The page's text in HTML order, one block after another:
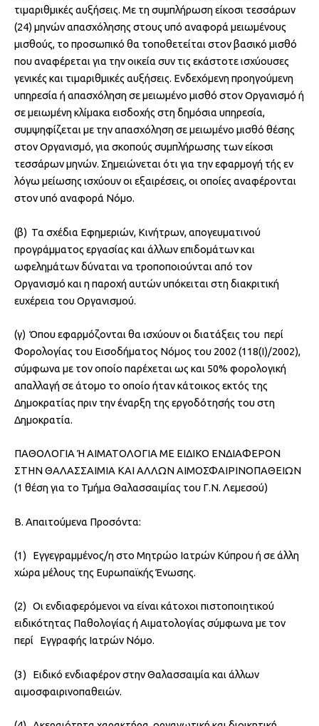
τιμαριθμικές αυξήσεις. Με τη συμπλήρωση είκοσι τεσσάρων
(24) μηνών απασχόλησης στους υπό αναφορά μειωμένους
μισθούς, το προσωπικό θα τοποθετείται στον βασικό μισθό
που αναφέρεται για την οικεία συν τις εκάστοτε ισχύουσες
γενικές και τιμαριθμικές αυξήσεις. Ενδεχόμενη προηγούμενη
υπηρεσία ή απασχόληση σε μειωμένο μισθό στον Οργανισμό ή
σε μειωμένη κλίμακα εισδοχής στη δημόσια υπηρεσία,
συμψηφίζεται με την απασχόληση σε μειωμένο μισθό θέσης
στον Οργανισμό, για σκοπούς συμπλήρωσης των είκοσι
τεσσάρων μηνών. Σημειώνεται ότι για την εφαρμογή τής εν
λόγω μείωσης ισχύουν οι εξαιρέσεις, οι οποίες αναφέρονται
στον υπό αναφορά Νόμο.
(β) Τα σχέδια Εφημεριών, Κινήτρων, απογευματινού
προγράμματος εργασίας και άλλων επιδομάτων και
ωφελημάτων δύναται να τροποποιούνται από τον
Οργανισμό και η παροχή αυτών υπόκειται στη διακριτική
ευχέρεια του Οργανισμού.
(γ) Όπου εφαρμόζονται θα ισχύουν οι διατάξεις του περί
Φορολογίας του Εισοδήματος Νόμος του 2002 (118(I)/2002),
σύμφωνα με τον οποίο παρέχεται ως και 50% φορολογική
απαλλαγή σε άτομο το οποίο ήταν κάτοικος εκτός της
Δημοκρατίας πριν την έναρξη της εργοδότησής του στη
Δημοκρατία.
ΠΑΘΟΛΟΓΙΑ Ή ΑΙΜΑΤΟΛΟΓΙΑ ΜΕ ΕΙΔΙΚΟ ΕΝΔΙΑΦΕΡΟΝ
ΣΤΗΝ ΘΑΛΑΣΣΑΙΜΙΑ ΚΑΙ ΑΛΛΩΝ ΑΙΜΟΣΦΑΙΡΙΝΟΠΑΘΕΙΩΝ
(1 θέση για το Τμήμα Θαλασσαιμίας του Γ.Ν. Λεμεσού)
Β. Απαιτούμενα Προσόντα:
(1) Εγγεγραμμένος/η στο Μητρώο Ιατρών Κύπρου ή σε άλλη
χώρα μέλους της Ευρωπαϊκής Ένωσης.
(2) Οι ενδιαφερόμενοι να είναι κάτοχοι πιστοποιητικού
ειδικότητας Παθολογίας ή Αιματολογίας σύμφωνα με τον
περί Εγγραφής Ιατρών Νόμο.
(3) Ειδικό ενδιαφέρον στην Θαλασσαιμία και άλλων
αιμοσφαιρινοπαθειών.